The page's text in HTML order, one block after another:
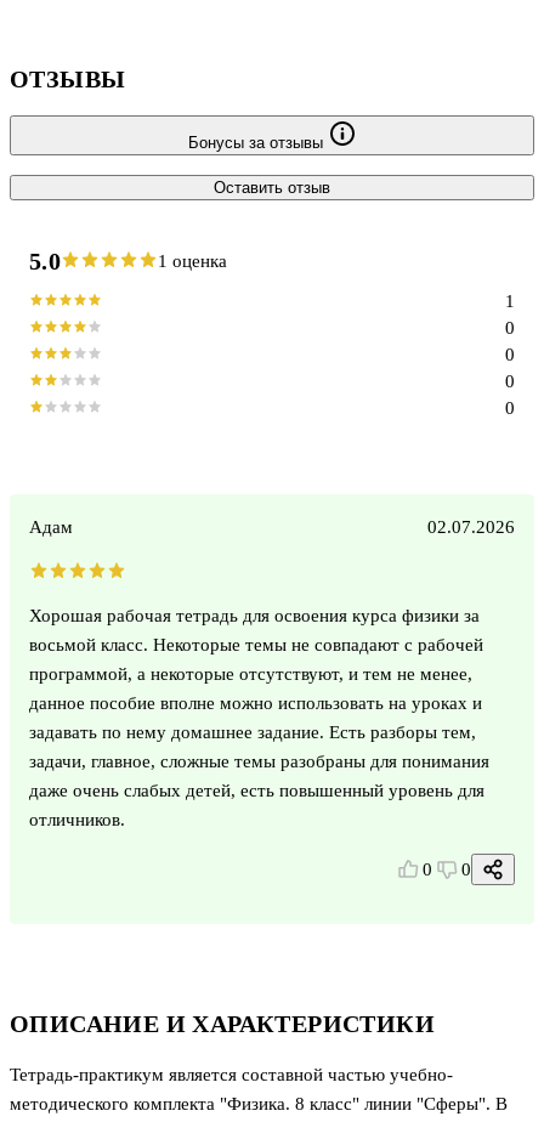
ОПИСАНИЕ И ХАРАКТЕРИСТИКИ
Тетрадь-практикум является составной частью учебно-
методического комплекта "Физика. 8 класс" линии "Сферы". В
ОТЗЫВЫ
Бонусы за отзывы
Оставить отзыв
5.0 1 оценка
0
0
0
0
1
Адам 02.07.2026
Хорошая рабочая тетрадь для освоения курса физики за
восьмой класс. Некоторые темы не совпадают с рабочей
программой, а некоторые отсутствуют, и тем не менее,
данное пособие вполне можно использовать на уроках и
задавать по нему домашнее задание. Есть разборы тем,
задачи, главное, сложные темы разобраны для понимания
даже очень слабых детей, есть повышенный уровень для
отличников.
0 0